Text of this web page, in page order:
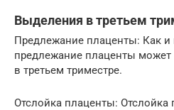
Выделения в третьем
Предлежание плаценты: Как и
предлежание плаценты
в третьем триместре.
Отслойка плаценты: Отслойка